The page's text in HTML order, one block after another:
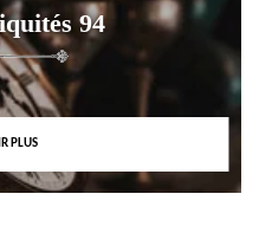
94
PLUS